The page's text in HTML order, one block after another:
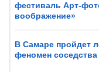
фестиваль Арт-
воображение»
В Самаре пройдет
феномен